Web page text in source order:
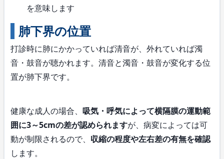
を意味します
肺下界の位置
打診時に肺にかかっていれば清音が、外れていれば濁
音・鼓音が聴かれます。清音と濁音・鼓音が変化する位
置が肺下界です。
健康な成人の場合、 吸気・呼気によって横隔膜の運動範
囲に3～5cmの差が認められますが、病変によっては可
動が制限されるので、 収縮の程度や左右差の有無を確認
します。